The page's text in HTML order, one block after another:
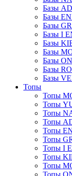
Базы
Базы
Базы
Базы I
Базы
Базы
Базы
Базы
Базы
Топы
Топы
Топы
Топы
Топы
Топы
Топы
Топы I
Топы
Топы
Топы